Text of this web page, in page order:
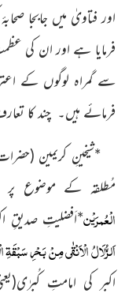
اور فتاویٰ میں جابجا
فرمایا ہے اور ان کی
سے گمراہ لوگوں کے
فرمائے ہیں۔ چند کا
*شیخینِ کریمین
مُطلقہ کے موضوع پر
الْعُمرَیْن*اَفضلیتِ صدیقِ
اَلزُّلَالُ الْاَنْقٰی مِنْ بَحْرِ سَبْقَۃِ
اکبر کی امامتِ